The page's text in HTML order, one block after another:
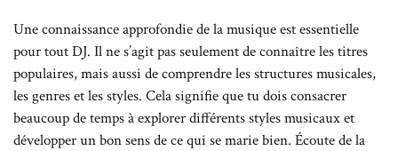
Une connaissance approfondie de la musique est essentielle
pour tout DJ. Il ne s’agit pas seulement de connaître les titres
populaires, mais aussi de comprendre les structures musicales,
les genres et les styles. Cela signifie que tu dois consacrer
beaucoup de temps à explorer différents styles musicaux et
développer un bon sens de ce qui se marie bien. Écoute de la